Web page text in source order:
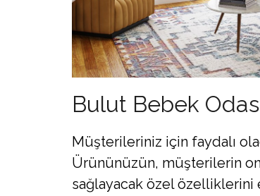
Bulut Bebek
Müşterileriniz için faydalı
Ürününüzün, müşterilerin
sağlayacak özel